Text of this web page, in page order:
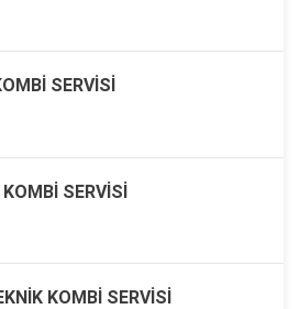
SERVISI
SERVISI
KOMBI SERVISI